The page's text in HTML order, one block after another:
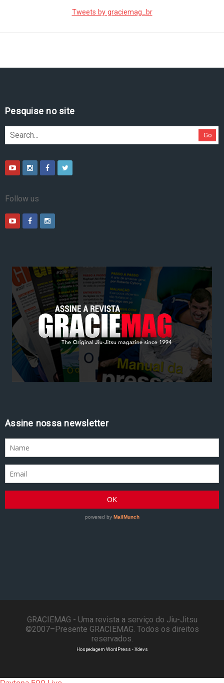
Tweets by graciemag_br
Pesquise no site
Go
Follow us
Assine nossa newsletter
GRACIEMAG - Uma revista a serviço do Jiu-Jitsu
©2007–Presente GRACIEMAG. Todos os direitos
reservados.
Hospedagem WordPress - Xdevs